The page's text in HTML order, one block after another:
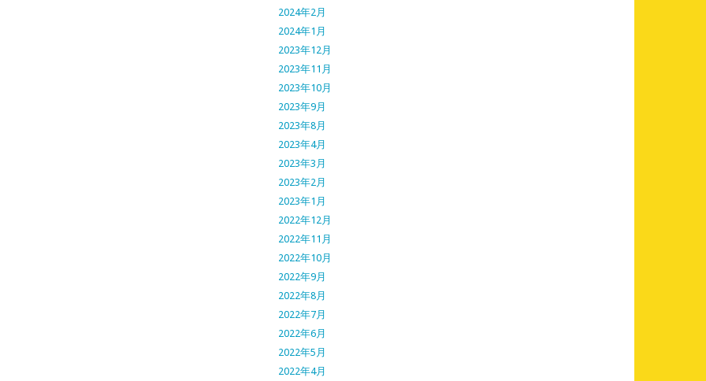
2024年2月
2024年1月
2023年12月
2023年11月
2023年10月
2023年9月
2023年8月
2023年4月
2023年3月
2023年2月
2023年1月
2022年12月
2022年11月
2022年10月
2022年9月
2022年8月
2022年7月
2022年6月
2022年5月
2022年4月